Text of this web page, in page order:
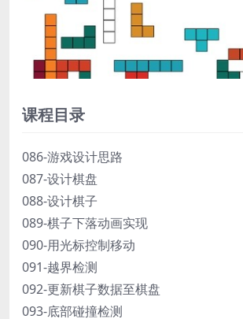
课程目录
086-游戏设计思路
087-设计棋盘
088-设计棋子
089-棋子下落动画实现
090-用光标控制移动
091-越界检测
092-更新棋子数据至棋盘
093-底部碰撞检测